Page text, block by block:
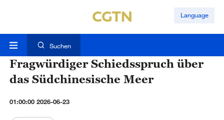
Language
Suchen
Fragwürdiger Schiedsspruch über
das Südchinesische Meer
01:00:00 2026-06-23